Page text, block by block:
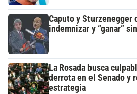
Caputo y Sturzenegger
indemnizar y “ganar”
La Rosada busca
derrota en el Senado y
estrategia